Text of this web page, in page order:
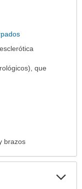
que
brazos